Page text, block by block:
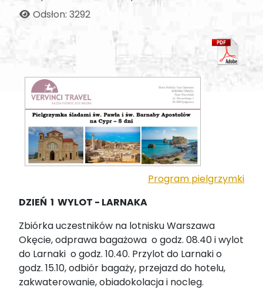
Odsłon: 3292
Program pielgrzymki
DZIEŃ 1 WYLOT - LARNAKA
Zbiórka uczestników na lotnisku Warszawa
Okęcie, odprawa bagażowa o godz. 08.40 i wylot
do Larnaki o godz. 10.40. Przylot do Larnaki o
godz. 15.10, odbiór bagaży, przejazd do hotelu,
zakwaterowanie, obiadokolacja i nocleg.